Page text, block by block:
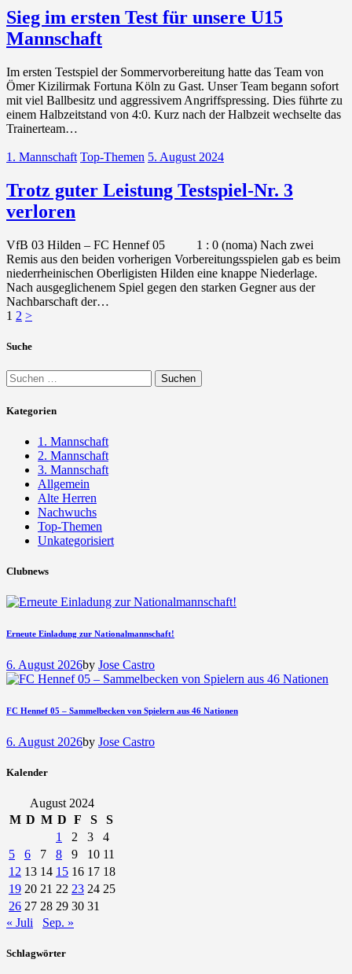
Sieg im ersten Test für unsere U15
Mannschaft
Im ersten Testspiel der Sommervorbereitung hatte das Team von
Ömer Kizilirmak Fortuna Köln zu Gast. Unser Team begann sofort
mit viel Ballbesitz und aggressivem Angriffspressing. Dies führte zu
einem Halbzeitstand von 4:0. Kurz nach der Halbzeit wechselte das
Trainerteam…
1. Mannschaft Top-Themen 5. August 2024
Trotz guter Leistung Testspiel-Nr. 3
verloren
VfB 03 Hilden – FC Hennef 05 1 : 0 (noma) Nach zwei
Remis aus den beiden vorherigen Vorbereitungsspielen gab es beim
niederrheinischen Oberligisten Hilden eine knappe Niederlage.
Nach ausgeglichenem Spiel gegen den starken Gegner aus der
Nachbarschaft der…
Seitennummerierung
der
Seite
1 Seite
2 >
Suche
Suchen
nach:
Kategorien
1. Mannschaft
2. Mannschaft
3. Mannschaft
Allgemein
Alte Herren
Nachwuchs
Top-Themen
Unkategorisiert
Clubnews
Erneute Einladung zur Nationalmannschaft!
6. August 2026by Jose Castro
FC Hennef 05 – Sammelbecken von Spielern aus 46 Nationen
6. August 2026by Jose Castro
Kalender
August 2024
M D M D F S
S
1
2 3
4
5
6 7 8 9 10 11
12 13 14 15 16 17 18
19 20 21 22 23 24 25
26 27 28 29 30 31
« Juli
Sep. »
Schlagwörter